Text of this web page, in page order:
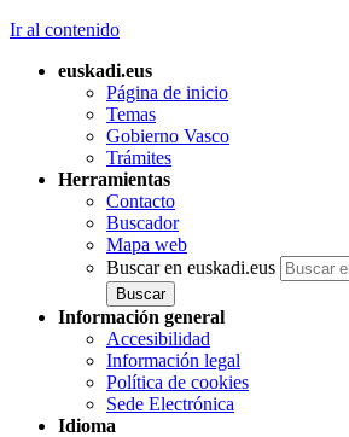
Ir al contenido
euskadi.eus
Página de inicio
Temas
Gobierno Vasco
Trámites
Herramientas
Contacto
Buscador
Mapa web
Buscar en euskadi.eus
Información general
Accesibilidad
Información legal
Política de cookies
Sede Electrónica
Idioma